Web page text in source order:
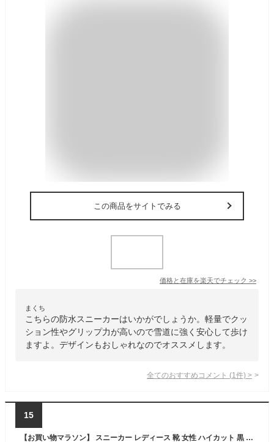
この商品をサイトでみる
価格と在庫を楽天でチェック >>
まくち
こちらの防水スニーカーはいかがでしょうか。軽量でクッ
ション性やグリップ力が高いので雪道に強く安心して歩け
ますよ。デザインもおしゃれなのでオススメします。
全てのおすすめコメント (1 件) >
15
【お買い物マラソン】 スニーカー レディース 靴 女性 ハイカット 黒 ブラック 白 ホワイト 防水 雨 雨の日 滑らない 幅広 ワイズ 3E クッション 取り外せるインソール 仕事 通学 学校 雪 冬 シンプル 無地 カジュアル きれいめ ラーキンス LARKINS L-7590